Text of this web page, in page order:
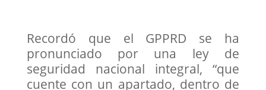
Recordó que el GPPRD se ha
pronunciado por una ley de
seguridad nacional integral, “que
cuente con un apartado, dentro de